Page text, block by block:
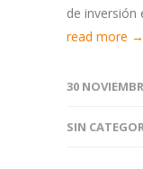
de inversión
read more →
30
SIN